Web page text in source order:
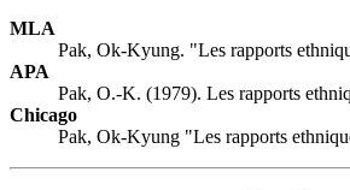
MLA
Pak, Ok-Kyung. "Les rapports
APA
Pak, O.-K. (1979). Les rapports
Chicago
Pak, Ok-Kyung "Les rapports